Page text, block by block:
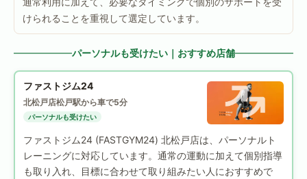
けられることを重視して選定しています。
パーソナルも受けたい｜おすすめ店舗
ファストジム24
北松戸店松戸駅から車で5分
パーソナルも受けたい
ファストジム24 (FASTGYM24) 北松戸店は、パーソナルト
レーニングに対応しています。通常の運動に加えて個別指導
も取り入れ、目標に合わせて取り組みたい人におすすめで